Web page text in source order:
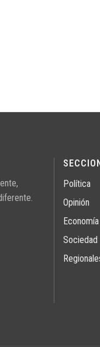
Política
Opinión
Economía
Sociedad